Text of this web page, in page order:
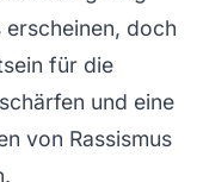
doch
für die
und eine
von Rassismus